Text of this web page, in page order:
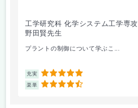
工学研究科 化学システム工学専攻
野田賢先生
プラントの制御について学ぶこ...
充実 5
楽単 4.5